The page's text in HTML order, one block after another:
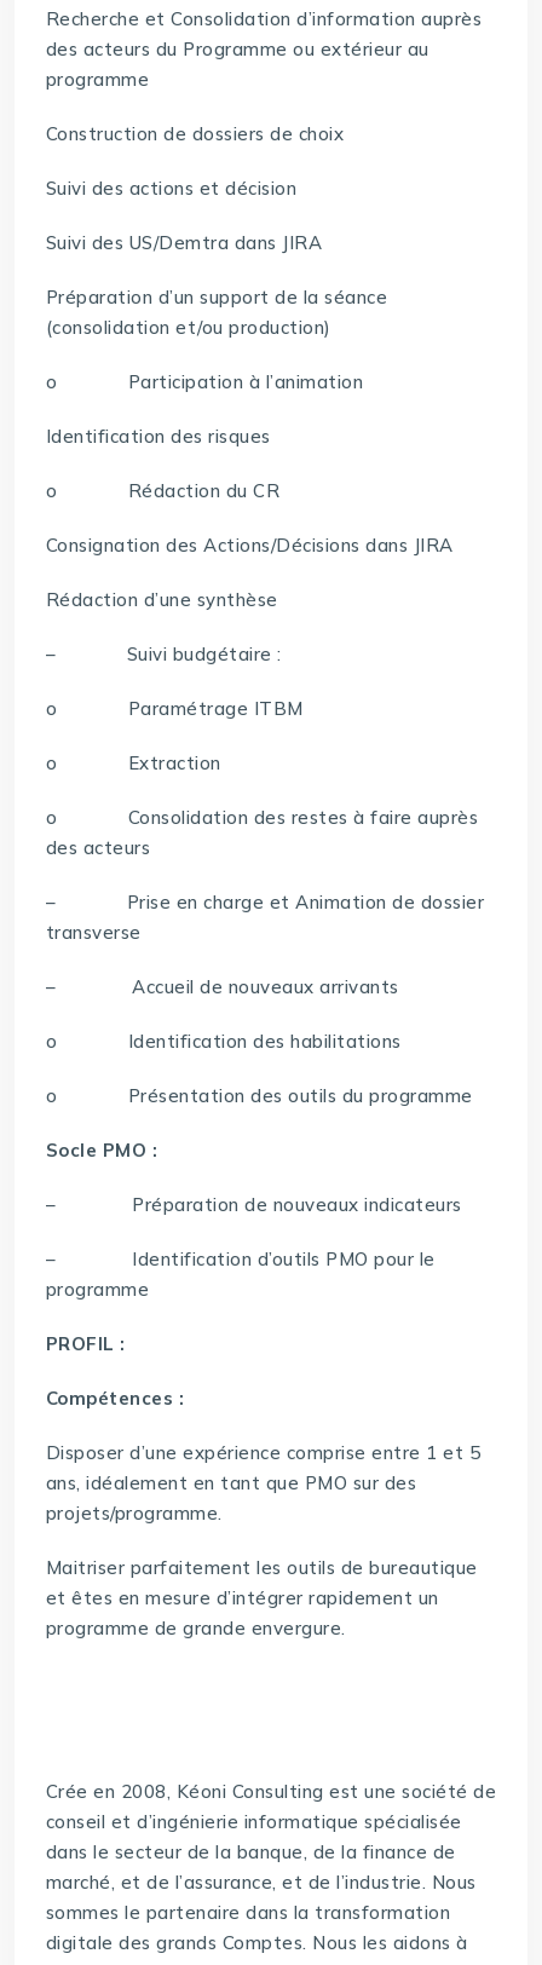
Recherche et Consolidation d’information auprès
des acteurs du Programme ou extérieur au
programme
Construction de dossiers de choix
Suivi des actions et décision
Suivi des US/Demtra dans JIRA
Préparation d’un support de la séance
(consolidation et/ou production)
o Participation à l’animation
Identification des risques
o Rédaction du CR
Consignation des Actions/Décisions dans JIRA
Rédaction d’une synthèse
– Suivi budgétaire :
o Paramétrage ITBM
o Extraction
o Consolidation des restes à faire auprès
des acteurs
– Prise en charge et Animation de dossier
transverse
– Accueil de nouveaux arrivants
o Identification des habilitations
o Présentation des outils du programme
Socle PMO :
– Préparation de nouveaux indicateurs
– Identification d’outils PMO pour le
programme
PROFIL :
Compétences :
Disposer d’une expérience comprise entre 1 et 5
ans, idéalement en tant que PMO sur des
projets/programme.
Maitriser parfaitement les outils de bureautique
et êtes en mesure d’intégrer rapidement un
programme de grande envergure.
Crée en 2008, Kéoni Consulting est une société de
conseil et d’ingénierie informatique spécialisée
dans le secteur de la banque, de la finance de
marché, et de l’assurance, et de l’industrie. Nous
sommes le partenaire dans la transformation
digitale des grands Comptes. Nous les aidons à